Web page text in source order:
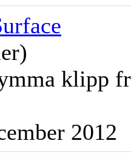
klipp
2012